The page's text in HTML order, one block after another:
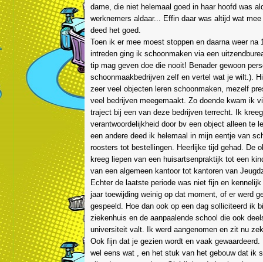
dame, die niet helemaal goed in haar hoofd was
werknemers aldaar... Effin daar was altijd wat
deed het goed.
Toen ik er mee moest stoppen en daarna weer na
intreden ging ik schoonmaken via een
tip mag geven doe die nooit! Benader gewoon
schoonmaakbedrijven zelf en vertel wat je wilt.).
zeer veel objecten leren schoonmaken, mezelf
veel bedrijven meegemaakt. Zo doende kwam ik
traject bij een van deze bedrijven terrecht. Ik
verantwoordelijkheid door bv een object alleen te
een andere deed ik helemaal in mijn eentje van
roosters tot bestellingen. Heerlijke tijd gehad. De
kreeg liepen van een huisartsenpraktijk tot een
van een algemeen kantoor tot kantoren van
Echter de laatste periode was niet fijn en
jaar toewijding weinig op dat moment, of er werd
gespeeld. Hoe dan ook op een dag solliciteerd ik
ziekenhuis en de aanpaalende school die ook
universiteit valt. Ik werd aangenomen en zit nu
Ook fijn dat je gezien wordt en vaak gewaardeerd.
wel eens wat , en het stuk van het gebouw dat ik